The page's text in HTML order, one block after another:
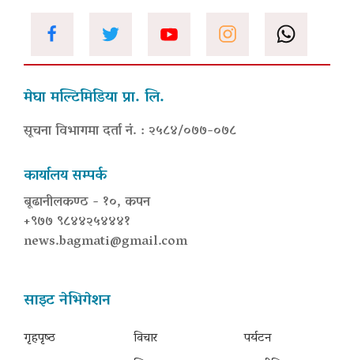
मेघा मल्टिमिडिया प्रा. लि.
सूचना विभागमा दर्ता नं. : २५८४/०७७-०७८
कार्यालय सम्पर्क
बूढानीलकण्ठ - १०, कपन
+९७७ ९८४४२५४४४१
news.bagmati@gmail.com
साइट नेभिगेशन
गृहपृष्‍ठ
विचार
पर्यटन